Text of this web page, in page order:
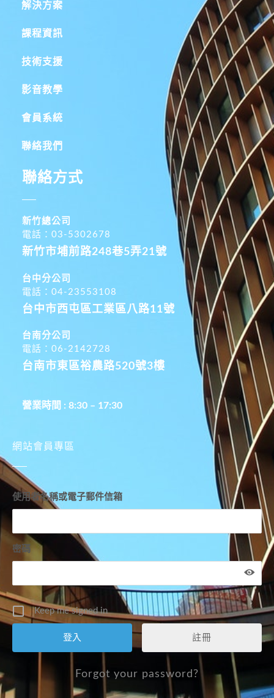
解決方案
課程資訊
技術支援
影音教學
會員系統
聯絡我們
聯絡方式
新竹總公司
電話：03-5302678
新竹市埔前路248巷5弄21號
台中分公司
電話：04-23553108
台中市西屯區工業區八路11號
台南分公司
電話：06-2142728
台南市東區裕農路520號3樓
營業時間 : 8:30 – 17:30
網站會員專區
使用者名稱或電子郵件信箱
密碼
Keep me signed in
註冊
Forgot your password?